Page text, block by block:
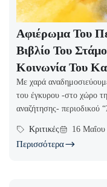
Αφιέρωμα Του
Βιβλίο Του
Κοινωνία Του
Με χαρά
του έγκυρου -στο χώρο
αναζήτησης- περιοδικού
Κριτικές 16 Μαΐου
Περισσότερα